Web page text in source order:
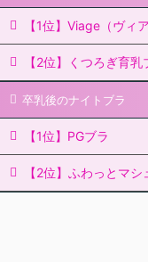
【1位】Viage（ヴィ
【2位】くつろぎ育乳
卒乳後のナイトブラ
【1位】PGブラ
【2位】ふわっとマシ